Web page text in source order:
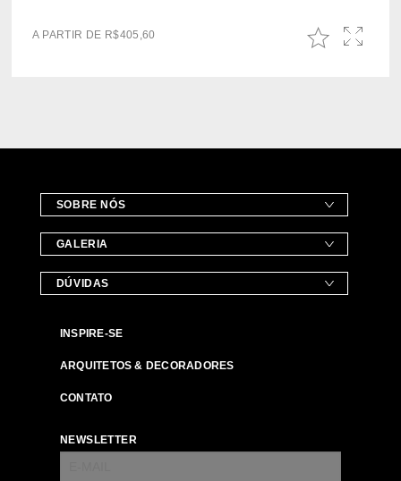
A PARTIR DE R$405,60
SOBRE NÓS
GALERIA
DÚVIDAS
INSPIRE-SE
ARQUITETOS & DECORADORES
CONTATO
NEWSLETTER